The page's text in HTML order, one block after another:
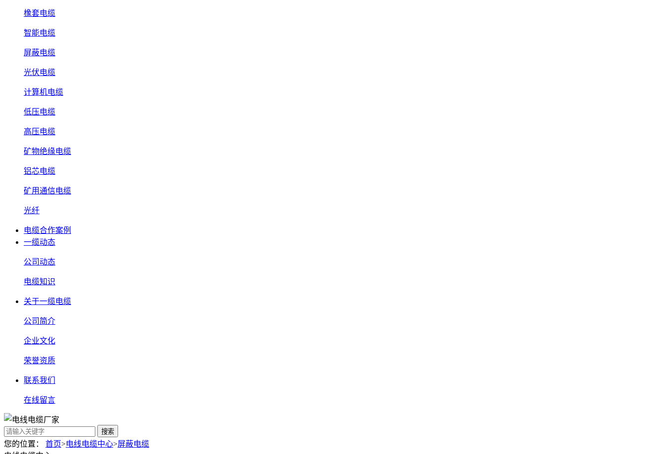
橡套电缆
智能电缆
屏蔽电缆
光伏电缆
计算机电缆
低压电缆
高压电缆
矿物绝缘电缆
铝芯电缆
矿用通信电缆
光纤
电缆合作案例
一缆动态
公司动态
电缆知识
关于一缆电缆
公司简介
企业文化
荣誉资质
联系我们
在线留言
搜索
您的位置： 首页>电线电缆中心>屏蔽电缆